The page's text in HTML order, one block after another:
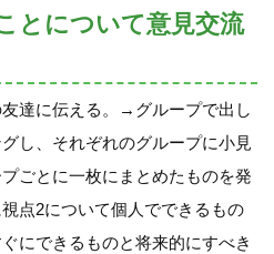
とについて意見交流
達に伝える。→グループで出し
し、それぞれのグループに小見
ごとに一枚にまとめたものを発
点2について個人でできるもの
にできるものと将来的にすべき